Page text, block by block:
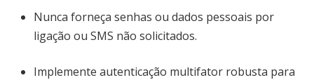
Nunca forneça senhas ou dados pessoais por
ligação ou SMS não solicitados.
Implemente autenticação multifator robusta para